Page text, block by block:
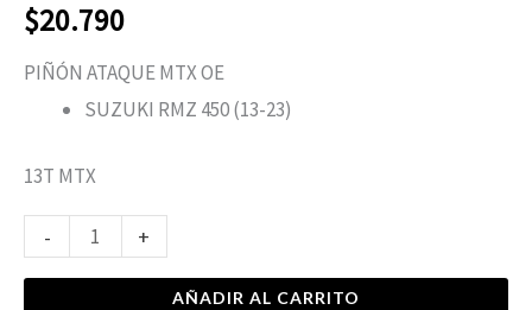
$20.790
PIÑÓN ATAQUE MTX OE
SUZUKI RMZ 450 (13-23)
13T MTX
- +
AÑADIR AL CARRITO